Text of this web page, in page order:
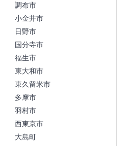
調布市
小金井市
日野市
国分寺市
福生市
東大和市
東久留米市
多摩市
羽村市
西東京市
大島町